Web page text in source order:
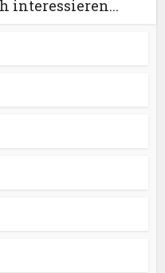
interessieren...